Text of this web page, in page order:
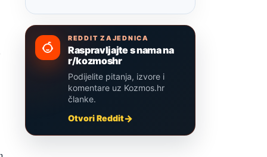
REDDIT ZAJEDNICA
Raspravljajte s nama na
r/kozmoshr
Podijelite pitanja, izvore i
komentare uz Kozmos.hr
članke.
Otvori Reddit